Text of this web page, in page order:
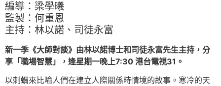
編導：梁學曦
監製：何重恩
主持：林以諾、司徒永富
新一季《大師對談》由林以諾博士和司徒永富先生主持，分
享「職場智慧」，逢星期一晚上7:30 港台電視31。
以刺蝟來比喻人們在建立人際關係時情境的故事。寒冷的天